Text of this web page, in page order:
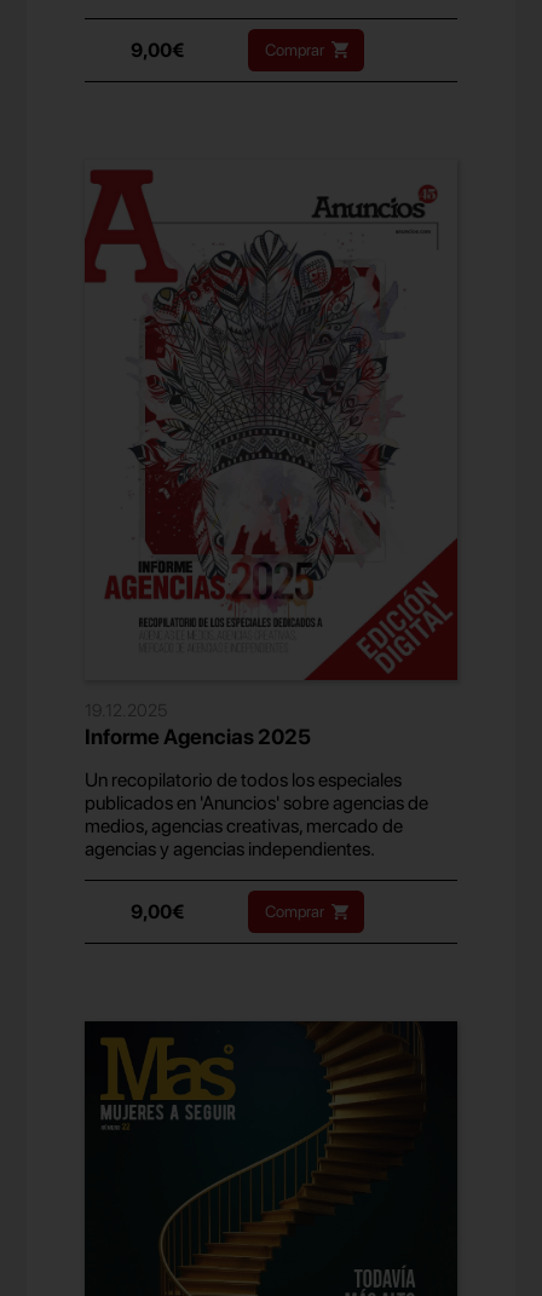
9,00€ Comprar
19.12.2025
Informe Agencias 2025
Un recopilatorio de todos los especiales
publicados en 'Anuncios' sobre agencias de
medios, agencias creativas, mercado de
agencias y agencias independientes.
9,00€ Comprar